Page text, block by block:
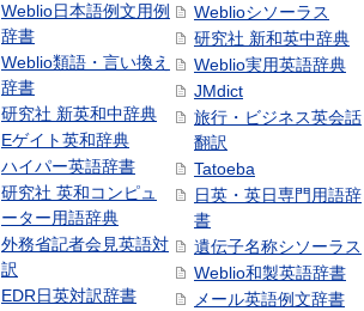
Weblio日本語例文用例
辞書
Weblio類語・言い換え
辞書
研究社 新英和中辞典
Eゲイト英和辞典
ハイパー英語辞書
研究社 英和コンピュ
ーター用語辞典
外務省記者会見英語対
訳
EDR日英対訳辞書
Weblioシソーラス
研究社 新和英中辞典
Weblio実用英語辞典
JMdict
旅行・ビジネス英会話
翻訳
Tatoeba
日英・英日専門用語辞
書
遺伝子名称シソーラス
Weblio和製英語辞書
メール英語例文辞書